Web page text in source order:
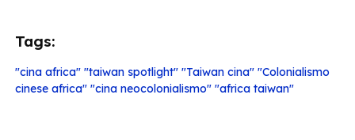
Tags:
"cina africa" "taiwan spotlight" "Taiwan cina" "Colonialismo
cinese africa" "cina neocolonialismo" "africa taiwan"